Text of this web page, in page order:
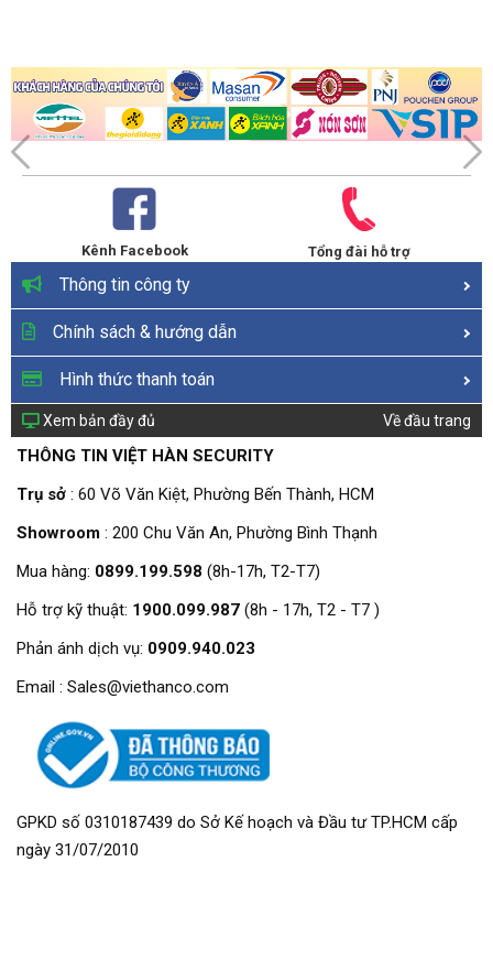
Kênh Facebook Tổng đài hỗ trợ
Thông tin công ty
Chính sách & hướng dẫn
Hình thức thanh toán
Xem bản đầy đủ Về đầu trang
THÔNG TIN VIỆT HÀN SECURITY
Trụ sở : 60 Võ Văn Kiệt, Phường Bến Thành, HCM
Showroom : 200 Chu Văn An, Phường Bình Thạnh
Mua hàng: 0899.199.598 (8h-17h, T2-T7)
Hỗ trợ kỹ thuật: 1900.099.987 (8h - 17h, T2 - T7 )
Phản ánh dịch vụ: 0909.940.023
Email : Sales@viethanco.com
GPKD số 0310187439 do Sở Kế hoạch và Đầu tư TP.HCM cấp
ngày 31/07/2010